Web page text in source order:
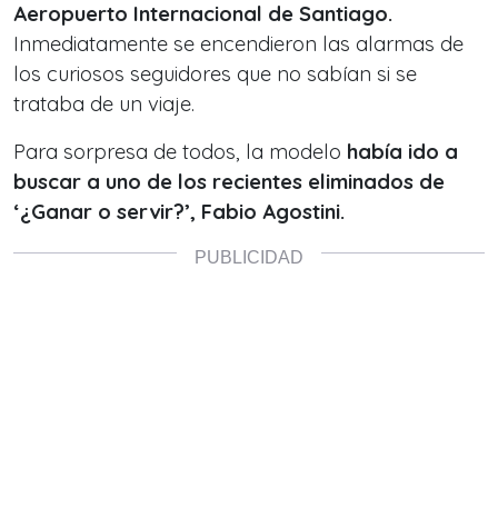
Aeropuerto Internacional de Santiago.
Inmediatamente se encendieron las alarmas de
los curiosos seguidores que no sabían si se
trataba de un viaje.
Para sorpresa de todos, la modelo había ido a
buscar a uno de los recientes eliminados de
‘¿Ganar o servir?’, Fabio Agostini.